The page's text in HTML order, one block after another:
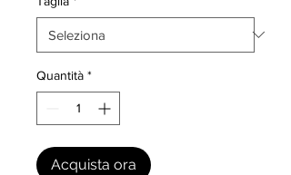
Quantità *
Acquista ora